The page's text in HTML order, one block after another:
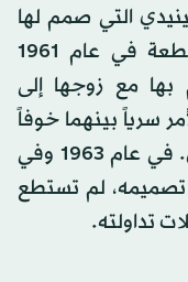
التي صمم لها
مجموعة كاملة لا تقل عن 15 قطعة في عام 1961
بها مع زوجها إلى
سرياً بينهما خوفاً
من ردة فعل المصممين الأميركيين. في عام 1963 وفي
تصميمه، لم تستطع
تداولته.